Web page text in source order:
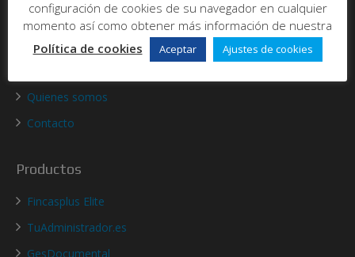
Tel: 96 393 00 20
E-mail: info@idsplus.net
Quienes somos
Contacto
Productos
Fincasplus Elite
TuAdministrador.es
GesDocumental
configuración de cookies de su navegador en cualquier
momento así como obtener más información de nuestra
Política de cookies
Aceptar Ajustes de cookies